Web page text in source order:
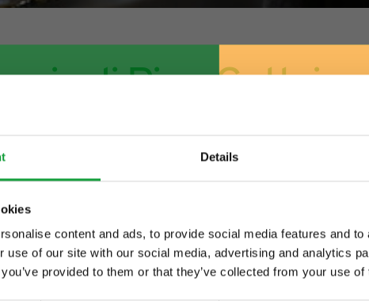
Details
content and ads, to provide social media features and
use of our site with our social media, advertising and analytics
provided to them or that they’ve collected from your use
di Pino Cuttaia
le ultime novita nel
del food.